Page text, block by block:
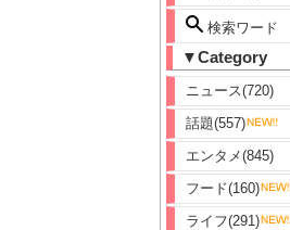
検索ワード
▼Category
ニュース(720)
話題(557)
エンタメ(845)
フード(160)
ライフ(291)